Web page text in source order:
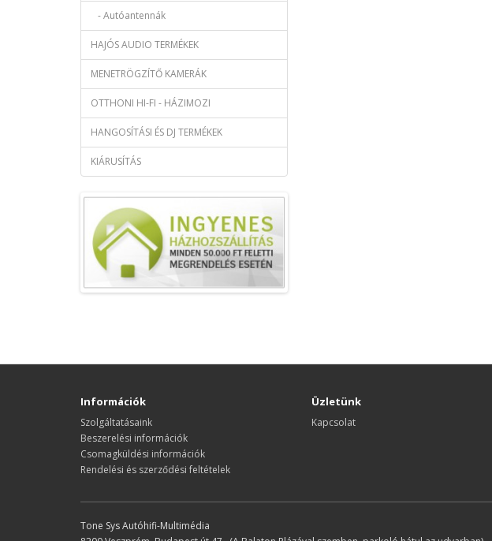
- Autóantennák
HAJÓS AUDIO TERMÉKEK
MENETRÖGZÍTŐ KAMERÁK
OTTHONI HI-FI - HÁZIMOZI
HANGOSÍTÁSI ÉS DJ TERMÉKEK
KIÁRUSÍTÁS
Információk
Szolgáltatásaink
Beszerelési információk
Csomagküldési információk
Rendelési és szerződési feltételek
Üzletünk
Kapcsolat
Tone Sys Autóhifi-Multimédia